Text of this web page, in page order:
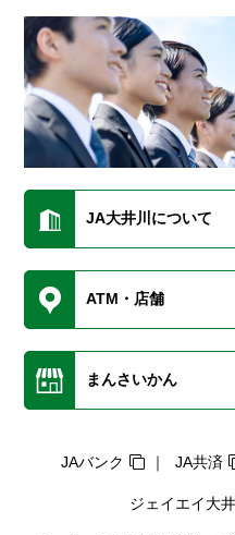
JA大井川について
ATM・店舗
まんさいかん
JAバンク JA共済
ジェイエイ大